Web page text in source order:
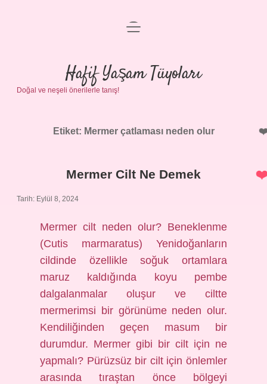
Anasayfa
Gizlilik Politikası
Yasal Uyarı
menüyü
Hafif Yaşam Tüyoları
Doğal ve neşeli önerilerle tanış!
Etiket: Mermer çatlaması neden olur
Mermer Cilt Ne Demek
Tarih: Eylül 8, 2024
Mermer cilt neden olur? Beneklenme
(Cutis marmaratus) Yenidoğanların
cildinde özellikle soğuk ortamlara
maruz kaldığında koyu pembe
dalgalanmalar oluşur ve ciltte
mermerimsi bir görünüme neden olur.
Kendiliğinden geçen masum bir
durumdur. Mermer gibi bir cilt için ne
yapmalı? Pürüzsüz bir cilt için önlemler
arasında tıraştan önce bölgeyi